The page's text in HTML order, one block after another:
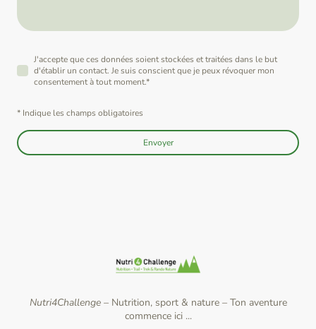
J'accepte que ces données soient stockées et traitées dans le but
d'établir un contact. Je suis conscient que je peux révoquer mon
consentement à tout moment.*
* Indique les champs obligatoires
Envoyer
Nutri4Challenge –Nutrition, sport & nature –Ton aventure
commence ici ...